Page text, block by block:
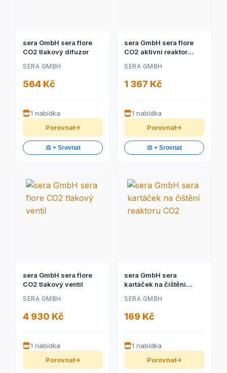
sera GmbH sera flore
CO2 tlakový difuzor
SERA GMBH
564 Kč
1 nabídka
Porovnat
⚖️ + Srovnat
sera GmbH sera flore
CO2 aktivní reaktor
SERA GMBH
1 367 Kč
1 nabídka
Porovnat
⚖️ + Srovnat
sera GmbH sera flore
CO2 tlakový ventil
SERA GMBH
4 930 Kč
1 nabídka
Porovnat
sera GmbH sera
kartáček na čištění
SERA GMBH
169 Kč
1 nabídka
Porovnat